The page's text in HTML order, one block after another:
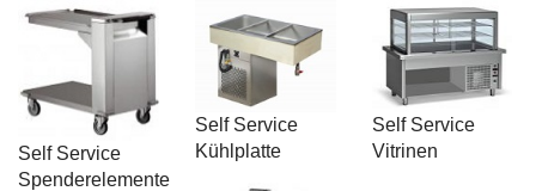
Self Service
Spenderelemente
Self Service
Kühlplatte
Self Service
Vitrinen